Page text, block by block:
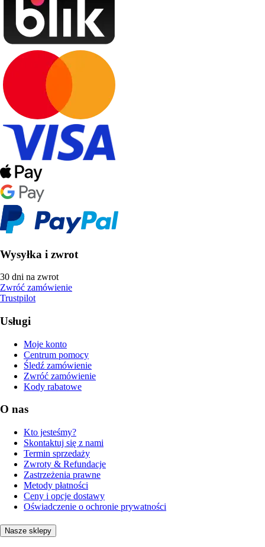
Wysyłka i zwrot
30 dni na zwrot
Zwróć zamówienie
Trustpilot
Usługi
Moje konto
Centrum pomocy
Śledź zamówienie
Zwróć zamówienie
Kody rabatowe
O nas
Kto jesteśmy?
Skontaktuj się z nami
Termin sprzedaży
Zwroty & Refundacje
Zastrzeżenia prawne
Metody płatności
Ceny i opcje dostawy
Oświadczenie o ochronie prywatności
Nasze sklepy